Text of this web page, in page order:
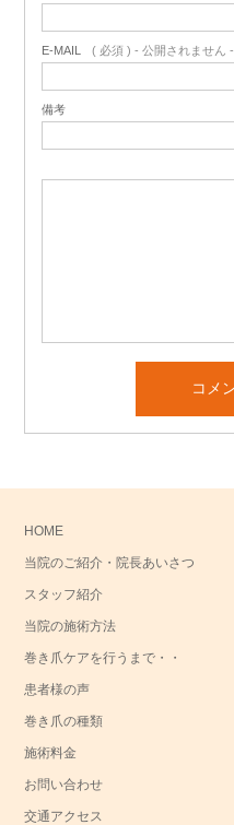
E-MAIL ( 必須 ) - 公開されません -
備考
HOME
当院のご紹介・院長あいさつ
スタッフ紹介
当院の施術方法
巻き爪ケアを行うまで・・
患者様の声
巻き爪の種類
施術料金
お問い合わせ
交通アクセス